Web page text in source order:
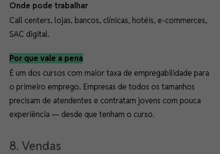
Onde pode trabalhar
Call centers, lojas, bancos, clínicas, hotéis, e-commerces,
SAC digital.
Por que vale a pena
É um dos cursos com maior taxa de empregabilidade para
o primeiro emprego. Empresas de todos os tamanhos
precisam de atendentes e contratam jovens com pouca
experiência — desde que tenham o curso.
8. Vendas